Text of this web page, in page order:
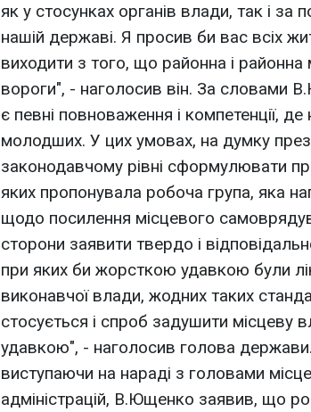
як у стосунках органів влади, так і за
нашій державі. Я просив би вас всіх
виходити з того, що районна і районна
вороги", - наголосив він. За словами
є певні повноваження і компетенції,
молодших. У цих умовах, на думку
законодавчому рівні сформулювати
яких пропонувала робоча група, яка
щодо посилення місцевого
сторони заявити твердо і
при яких би жорсткою удавкою були
виконавчої влади, жодних таких
стосується і спроб задушити місцеву
удавкою", - наголосив голова держави.
виступаючи на нараді з головами
адміністрацій, В.Ющенко заявив, що